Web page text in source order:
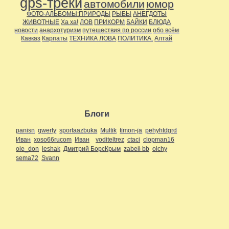
gps-треки автомобили юмор
ФОТО-АЛЬБОМЫ:ПРИРОДЫ РЫБЫ АНЕГДОТЫ
ЖИВОТНЫЕ Ха ха! ЛОВ ПРИКОРМ БАЙКИ БЛЮДА
новости анархотуризм путешествия по россии обо всём
Кавказ Карпаты ТЕХНИКА ЛОВА ПОЛИТИКА. Алтай
Блоги
panisn qwerty sportaazbuka Multik timon-ja pehyhtdgrd
Иван xoso66rucom Иван voditeltrez ctaci clopman16
ole_don leshak Дмитрий БорсКрым zabeii bb olchy
sema72 Svann